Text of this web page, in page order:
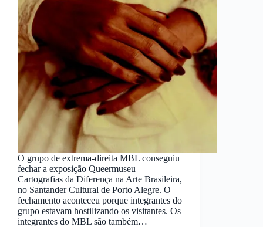
O grupo de extrema-direita MBL conseguiu
fechar a exposição Queermuseu –
Cartografias da Diferença na Arte Brasileira,
no Santander Cultural de Porto Alegre. O
fechamento aconteceu porque integrantes do
grupo estavam hostilizando os visitantes. Os
integrantes do MBL são também…